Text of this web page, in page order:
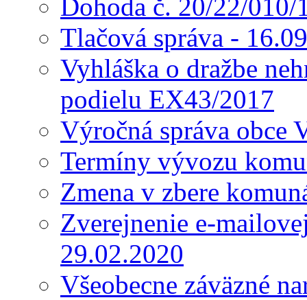
Dohoda č. 20/22/
Tlačová správa -
Vyhláška o dražbe
podielu EX43/2017
Výročná správa obce
Termíny vývozu
Zmena v zbere
Zverejnenie e-
29.02.2020
Všeobecne záväzné